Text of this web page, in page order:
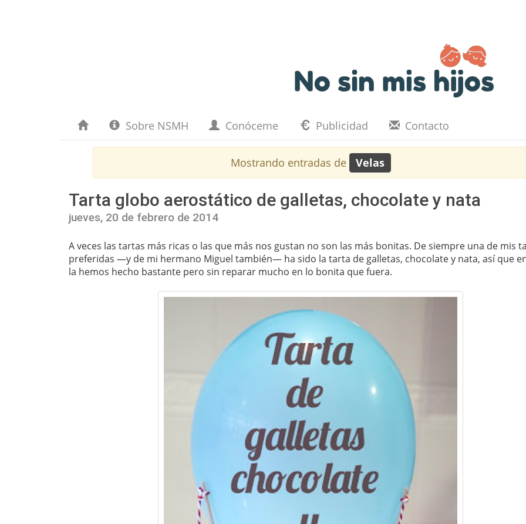
Sobre NSMH Conóceme Publicidad Contacto
Mostrando entradas de Velas
Tarta globo aerostático de galletas, chocolate y nata
jueves, 20 de febrero de 2014
A veces las tartas más ricas o las que más nos gustan no son las más bonitas. De siempre una de mis
preferidas —y de mi hermano Miguel también— ha sido la tarta de galletas, chocolate y nata, así que
la hemos hecho bastante pero sin reparar mucho en lo bonita que fuera.